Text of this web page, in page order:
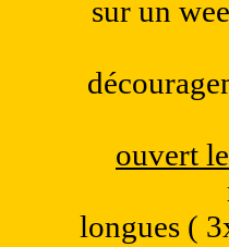
sur un
ouvert
longues (